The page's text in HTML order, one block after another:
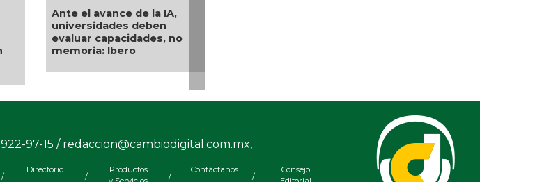
Comienza el pago de la
Beca Rita Cetina 2026:
calendario por apellido del
3 al 14 de agosto
competencia universitaria
97-15 / redaccion@cambiodigital.com.mx,
/
Directorio
/
Productos
/
Contáctanos
/
Consejo